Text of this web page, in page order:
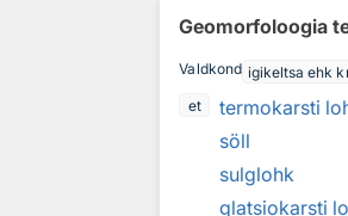
Geomorfoloogia
Valdkond igikeltsa ehk
et
termokarsti
söll
sulglohk
glatsiokarsti